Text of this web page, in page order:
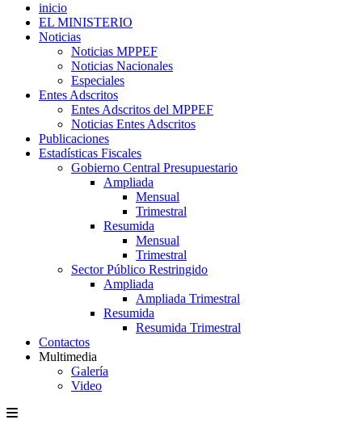
inicio
EL MINISTERIO
Noticias
Noticias MPPEF
Noticias Nacionales
Especiales
Entes Adscritos
Entes Adscritos del MPPEF
Noticias Entes Adscritos
Publicaciones
Estadísticas Fiscales
Gobierno Central Presupuestario
Ampliada
Mensual
Trimestral
Resumida
Mensual
Trimestral
Sector Público Restringido
Ampliada
Ampliada Trimestral
Resumida
Resumida Trimestral
Contactos
Multimedia
Galería
Video